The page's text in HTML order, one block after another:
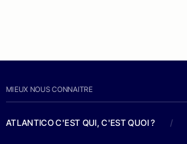
MIEUX NOUS CONNAITRE
ATLANTICO C'EST QUI, C'EST QUOI ? /